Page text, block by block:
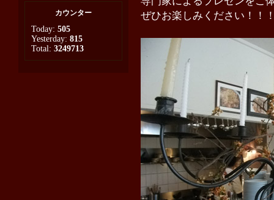
ぜひお楽しみください！！
カウンター
Today: 505
Yesterday: 815
Total: 3249713